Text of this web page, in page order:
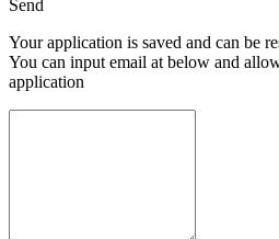
Send
Your application is saved and can be
You can input email at below and
application